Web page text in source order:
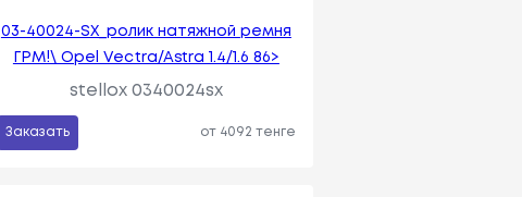
03-40024-SX_ролик натяжной ремня
ГРМ!\ Opel Vectra/Astra 1.4/1.6 86>
stellox 0340024sx
Заказать от 4092 тенге